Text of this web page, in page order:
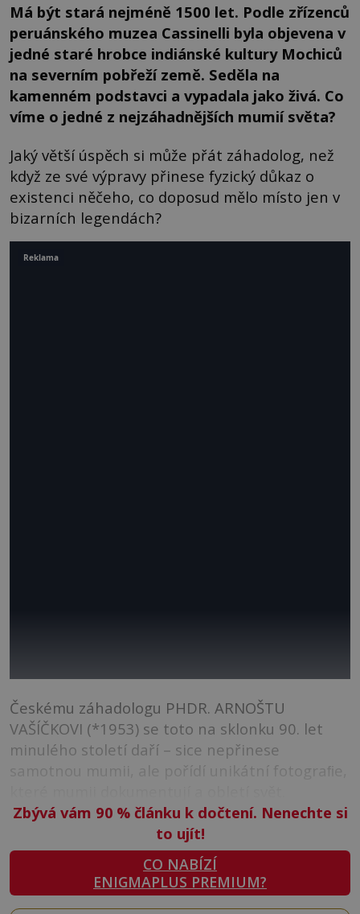
Má být stará nejméně 1500 let. Podle zřízenců
peruánského muzea Cassinelli byla objevena v
jedné staré hrobce indiánské kultury Mochiců
na severním pobřeží země. Seděla na
kamenném podstavci a vypadala jako živá. Co
víme o jedné z nejzáhadnějších mumií světa?
Jaký větší úspěch si může přát záhadolog, než
když ze své výpravy přinese fyzický důkaz o
existenci něčeho, co doposud mělo místo jen v
bizarních legendách?
Českému záhadologu PHDR. ARNOŠTU
VAŠÍČKOVI (*1953) se toto na sklonku 90. let
minulého století daří – sice nepřinese
samotnou mumii, ale pořídí unikátní fotograﬁe,
Zbývá vám 90 %článku k dočtení. Nenechte si
to ujít!
CO NABÍZÍ
ENIGMAPLUS PREMIUM?
Reklama